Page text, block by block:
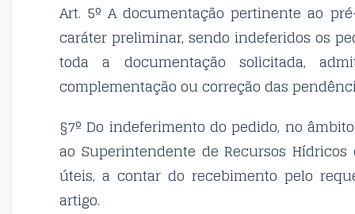
Art. 5º A documentação pertinente ao
caráter preliminar, sendo indeferidos os
toda a documentação solicitada,
complementação ou correção das
§7º Do indeferimento do pedido, no
ao Superintendente de Recursos
úteis, a contar do recebimento pelo
artigo.